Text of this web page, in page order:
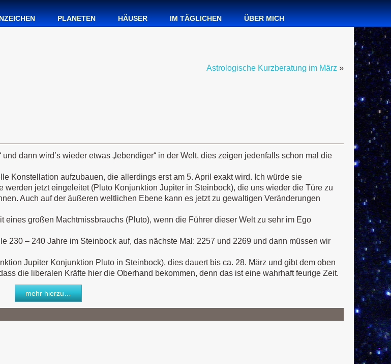
PLANETEN HÄUSER IM TÄGLICHEN ÜBER MICH
Astrologische Kurzberatung im März »
dann wird’s wieder etwas „lebendiger“ in der Welt, dies zeigen jedenfalls schon mal die
Konstellation aufzubauen, die allerdings erst am 5. April exakt wird. Ich würde sie
werden jetzt eingeleitet (Pluto Konjunktion Jupiter in Steinbock), die uns wieder die Türe zu
Auch auf der äußeren weltlichen Ebene kann es jetzt zu gewaltigen Veränderungen
großen Machtmissbrauchs (Pluto), wenn die Führer dieser Welt zu sehr im Ego
230 – 240 Jahre im Steinbock auf, das nächste Mal: 2257 und 2269 und dann müssen wir
Jupiter Konjunktion Pluto in Steinbock), dies dauert bis ca. 28. März und gibt dem oben
die liberalen Kräfte hier die Oberhand bekommen, denn das ist eine wahrhaft feurige Zeit.
mehr hierzu…